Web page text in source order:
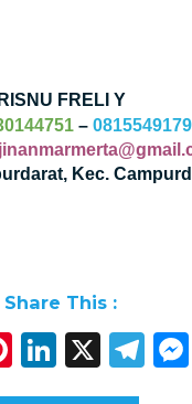
RISNU FRELI Y
–
Kec.
Share This :
Pinterest
X